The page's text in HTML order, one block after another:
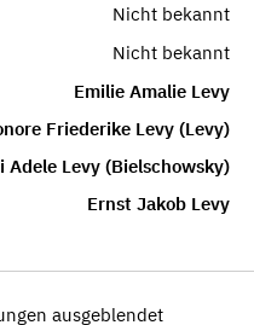
Nicht bekannt
Nicht bekannt
Emilie Amalie Levy
Friederike Levy (Levy)
Adele Levy (Bielschowsky)
Ernst Jakob Levy
ausgeblendet